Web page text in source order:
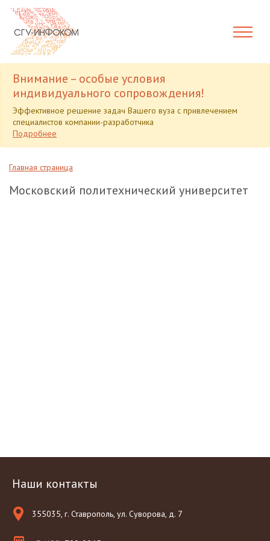
Внимание – особые условия
индивидуального сопровождения!
Эффективное решение задач Вашего вуза с привлечением
специалистов компании-разработчика
Подробнее
Главная страница
Московский политехнический университет
Наши контакты
355035, г. Ставрополь, ул. Суворова, д. 7